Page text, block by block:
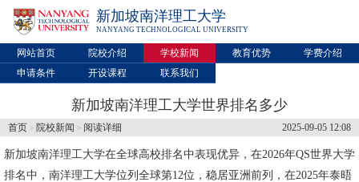
新加坡南洋理工大学
NANYANG TECHNOLOGICAL UNIVERSITY
网站首页 院校介绍 学校新闻 教育优势
学费介绍
申请条件
开设课程 联系我们
新加坡南洋理工大学世界排名多少
2025-09-05 12:08
首页 > 院校新闻 > 阅读详细
新加坡南洋理工大学在全球高校排名中表现优异，在2026年QS世界大学
排名中，南洋理工大学位列全球第12位，稳居亚洲前列，在2025年泰晤